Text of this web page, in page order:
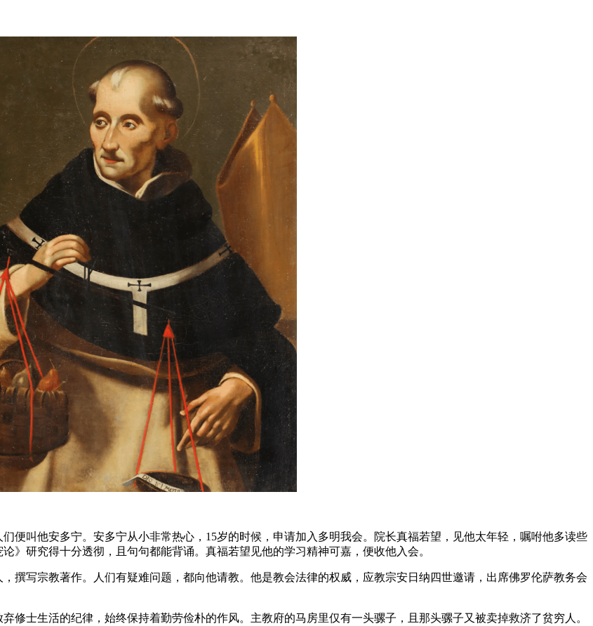
便叫他安多宁。安多宁从小非常热心，15岁的时候，申请加入多明我会。院长真福若望，见他太年轻，嘱咐他多读些
》研究得十分透彻，且句句都能背诵。真福若望见他的学习精神可嘉，便收他入会。
撰写宗教著作。人们有疑难问题，都向他请教。他是教会法律的权威，应教宗安日纳四世邀请，出席佛罗伦萨教务会
修士生活的纪律，始终保持着勤劳俭朴的作风。主教府的马房里仅有一头骡子，且那头骡子又被卖掉救济了贫穷人。